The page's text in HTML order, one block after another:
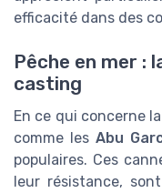
efficacité dans des
Pêche en mer :
casting
En ce qui concerne
comme les Abu
populaires. Ces
leur résistance,